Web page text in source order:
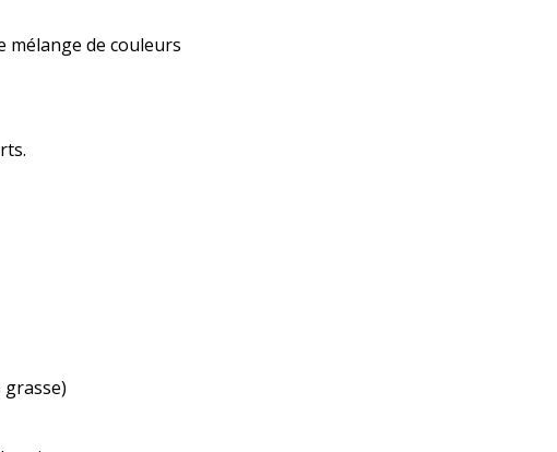
mélange de couleurs